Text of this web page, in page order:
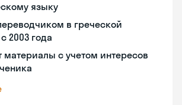
языку
в греческой
2003 года
материалы с учетом интересов